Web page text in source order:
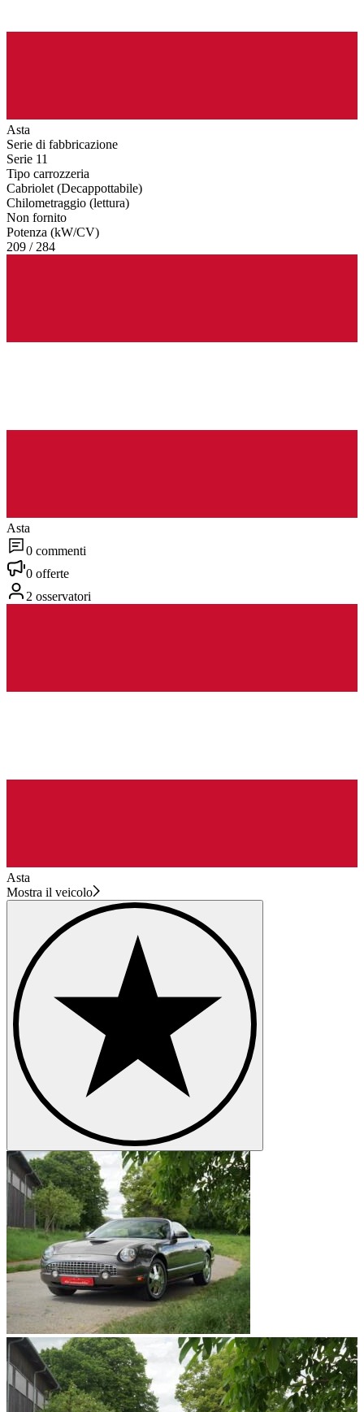
Asta
Serie di fabbricazione
Serie 11
Tipo carrozzeria
Cabriolet (Decappottabile)
Chilometraggio (lettura)
Non fornito
Potenza (kW/CV)
209 / 284
Asta
0 commenti
0 offerte
2 osservatori
Asta
Mostra il veicolo